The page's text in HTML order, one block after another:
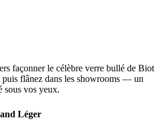
façonner le célèbre verre bullé de Biot
puis flânez dans les showrooms — un
sous vos yeux.
Léger